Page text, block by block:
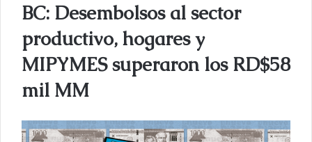
r
n
c
e
BC: Desembolsos al sector
productivo, hogares y
MIPYMES superaron los RD$58
mil MM